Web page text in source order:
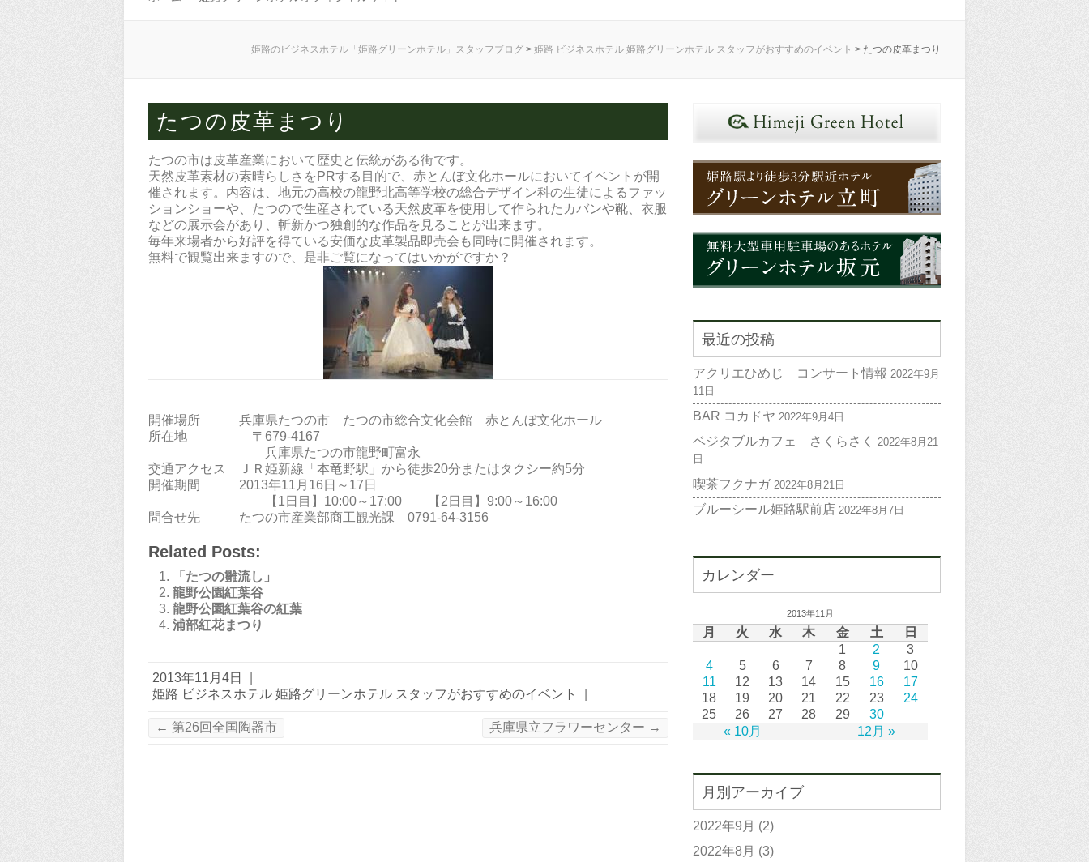
姫路のビジネスホテル「姫路グリーンホテル」スタッフブログ > 姫路 ビジネスホテル 姫路グリーンホテル スタッフがおすすめのイベント > たつの皮革まつり
たつの皮革まつり
たつの市は皮革産業において歴史と伝統がある街です。
天然皮革素材の素晴らしさをPRする目的で、赤とんぼ文化ホールにおいてイベントが開
催されます。内容は、地元の高校の龍野北高等学校の総合デザイン科の生徒によるファッ
ションショーや、たつので生産されている天然皮革を使用して作られたカバンや靴、衣服
などの展示会があり、斬新かつ独創的な作品を見ることが出来ます。
毎年来場者から好評を得ている安価な皮革製品即売会も同時に開催されます。
無料で観覧出来ますので、是非ご覧になってはいかがですか？
開催場所 兵庫県たつの市 たつの市総合文化会館 赤とんぼ文化ホール
所在地 〒679-4167
兵庫県たつの市龍野町富永
交通アクセス ＪＲ姫新線「本竜野駅」から徒歩20分またはタクシー約5分
開催期間 2013年11月16日～17日
【1日目】10:00～17:00 【2日目】9:00～16:00
問合せ先 たつの市産業部商工観光課 0791-64-3156
Related Posts:
「たつの雛流し」
龍野公園紅葉谷
龍野公園紅葉谷の紅葉
浦部紅花まつり
2013年11月4日
姫路 ビジネスホテル 姫路グリーンホテル スタッフがおすすめのイベント
← 第26回全国陶器市 兵庫県立フラワーセンター →
最近の投稿
アクリエひめじ コンサート情報 2022年9月
11日
BAR コカドヤ 2022年9月4日
ベジタブルカフェ さくらさく
2022年8月21
日
喫茶フクナガ 2022年8月21日
ブルーシール姫路駅前店 2022年8月7日
カレンダー
2013年11月
月 火 水 木 金 土 日
« 10月 12月 »
1 2
3
4
5 6 7 8 9
10
11
12 13 14 15 16
17
18
19 20 21 22 23
24
25
26 27 28 29 30
月別アーカイブ
2022年9月 (2)
2022年8月 (3)